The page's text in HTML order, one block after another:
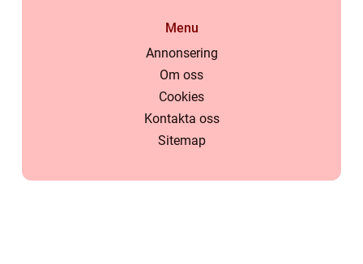
Menu
Annonsering
Om oss
Cookies
Kontakta oss
Sitemap